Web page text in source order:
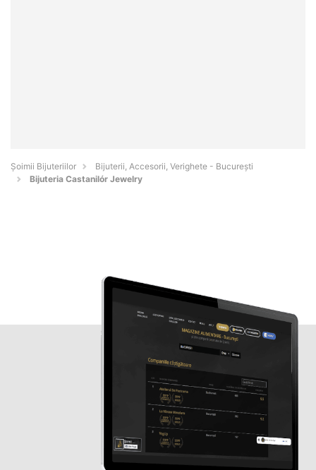
Şoimii Bijuteriilor
Bijuterii, Accesorii, Verighete - Bucureşti
Bijuteria Castanilór Jewelry